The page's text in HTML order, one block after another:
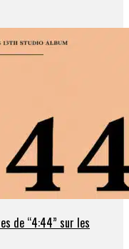
de “4:44” sur les